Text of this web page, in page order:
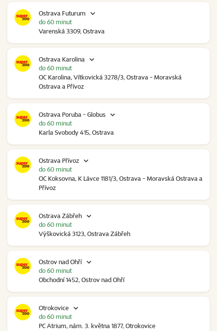
Ostrava Futurum
Varenská 3309, Ostrava
do 60 minut
Ostrava Karolina
OC Karolina, Vítkovická 3278/3, Ostrava - Moravská
Ostrava a Přívoz
do 60 minut
Ostrava Poruba - Globus
Karla Svobody 415, Ostrava
do 60 minut
Ostrava Přívoz
OC Koksovna, K Lávce 1181/3, Ostrava - Moravská Ostrava a
Přívoz
do 60 minut
Ostrava Zábřeh
Výškovická 3123, Ostrava Zábřeh
do 60 minut
Ostrov nad Ohří
Obchodní 1452, Ostrov nad Ohří
do 60 minut
Otrokovice
PC Atrium, nám. 3. května 1877, Otrokovice
do 60 minut